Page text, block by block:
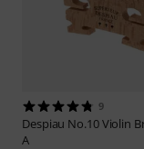
9
Despiau No.10 Violin
A